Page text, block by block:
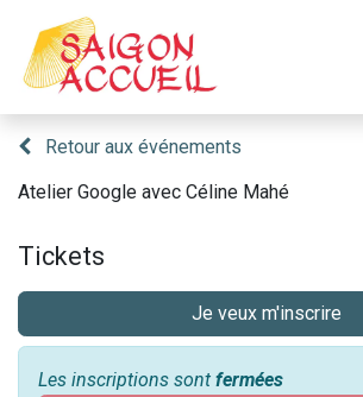
Retour aux événements
Atelier Google avec Céline Mahé
Tickets
Je veux m'inscrire
Les inscriptions sont fermées